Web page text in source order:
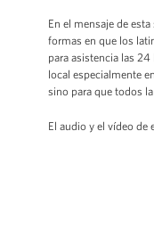
En el mensaje de
formas en que los
para asistencia las
local especialmente
sino para que todos
El audio y el vídeo de